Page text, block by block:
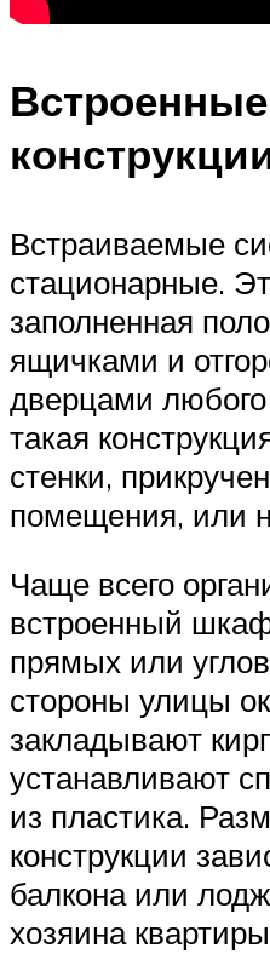
Встроенные
Встраиваемые
стационарные.
заполненная
ящичками и
дверцами
такая
стенки,
помещения, или
Чаще всего
встроенный
прямых или
стороны улицы
закладывают
устанавливают
из пластика.
конструкции
балкона или
хозяина